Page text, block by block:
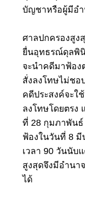
บัญชาหรือผู้มีอ
ศาลปกครองสูง
ยื่นอุทธรณ์ดุลพิ
จะนำคดีมาฟ้อง
สั่งลงโทษไม่ชอ
คดีประสงค์จะใ
ลงโทษโดยตรง
ที่ 28 กุมภาพันธ์
ฟ้องในวันที่ 8 มี
เวลา 90 วันนับ
สูงสุดจึงมีอำนา
ได้